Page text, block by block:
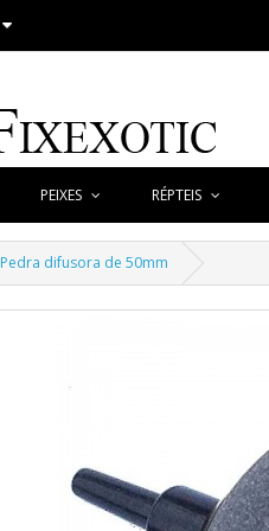
PEIXES RÉPTEIS
Pedra difusora de 50mm